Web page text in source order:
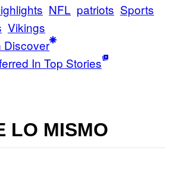
NFL patriots Sports
Vikings
Discover
In Top Stories
LO MISMO